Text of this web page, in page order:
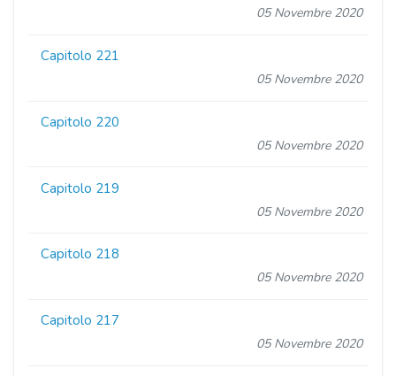
05 Novembre 2020
Capitolo 221
05 Novembre 2020
Capitolo 220
05 Novembre 2020
Capitolo 219
05 Novembre 2020
Capitolo 218
05 Novembre 2020
Capitolo 217
05 Novembre 2020